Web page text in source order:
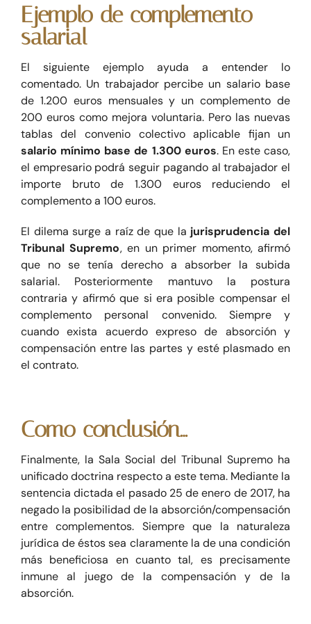
Ejemplo de complemento
salarial
El siguiente ejemplo ayuda a entender lo
comentado. Un trabajador percibe un salario base
de 1.200 euros mensuales y un complemento de
200 euros como mejora voluntaria. Pero las nuevas
tablas del convenio colectivo aplicable fijan un
salario mínimo base de 1.300 euros. En este caso,
el empresario podrá seguir pagando al trabajador el
importe bruto de 1.300 euros reduciendo el
complemento a 100 euros.
El dilema surge a raíz de que la jurisprudencia del
Tribunal Supremo, en un primer momento, afirmó
que no se tenía derecho a absorber la subida
salarial. Posteriormente mantuvo la postura
contraria y afirmó que si era posible compensar el
complemento personal convenido. Siempre y
cuando exista acuerdo expreso de absorción y
compensación entre las partes y esté plasmado en
el contrato.
Como conclusión…
Finalmente, la Sala Social del Tribunal Supremo ha
unificado doctrina respecto a este tema. Mediante la
sentencia dictada el pasado 25 de enero de 2017, ha
negado la posibilidad de la absorción/compensación
entre complementos. Siempre que la naturaleza
jurídica de éstos sea claramente la de una condición
más beneficiosa en cuanto tal, es precisamente
inmune al juego de la compensación y de la
absorción.